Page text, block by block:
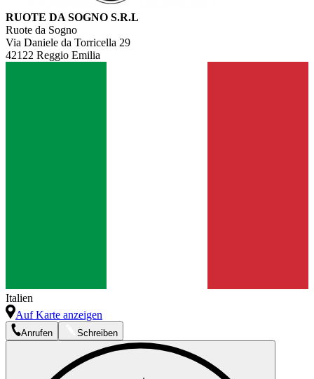
RUOTE DA SOGNO S.R.L
Ruote da Sogno
Via Daniele da Torricella 29
42122 Reggio Emilia
Italien
Auf Karte anzeigen
Anrufen Schreiben